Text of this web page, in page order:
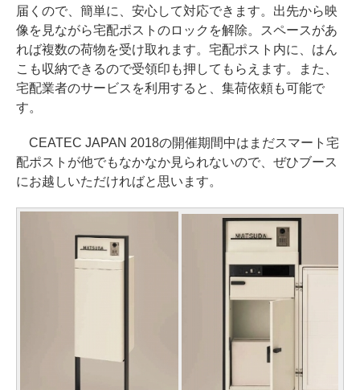
届くので、簡単に、安心して対応できます。出先から映
像を見ながら宅配ポストのロックを解除。スペースがあ
れば複数の荷物を受け取れます。宅配ポスト内に、はん
こも収納できるので受領印も押してもらえます。また、
宅配業者のサービスを利用すると、集荷依頼も可能で
す。
CEATEC JAPAN 2018の開催期間中はまだスマート宅
配ポストが他でもなかなか見られないので、ぜひブース
にお越しいただければと思います。